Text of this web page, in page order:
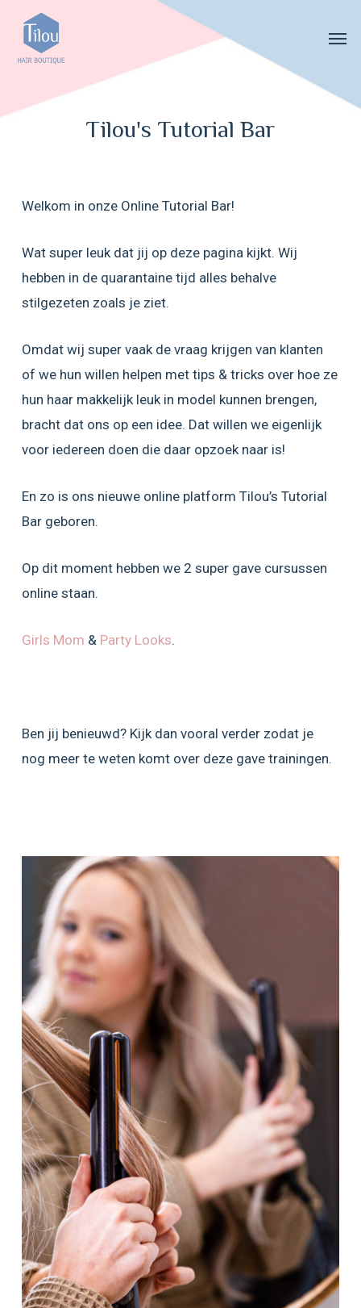
main
Tilou's Tutorial Bar
Welkom in onze Online Tutorial Bar!
Wat super leuk dat jij op deze pagina kijkt. Wij
hebben in de quarantaine tijd alles behalve
stilgezeten zoals je ziet.
Omdat wij super vaak de vraag krijgen van klanten
of we hun willen helpen met tips & tricks over hoe ze
hun haar makkelijk leuk in model kunnen brengen,
bracht dat ons op een idee. Dat willen we eigenlijk
voor iedereen doen die daar opzoek naar is!
En zo is ons nieuwe online platform Tilou’s Tutorial
Bar geboren.
Op dit moment hebben we 2 super gave cursussen
online staan.
Girls Mom & Party Looks.
Ben jij benieuwd? Kijk dan vooral verder zodat je
nog meer te weten komt over deze gave trainingen.